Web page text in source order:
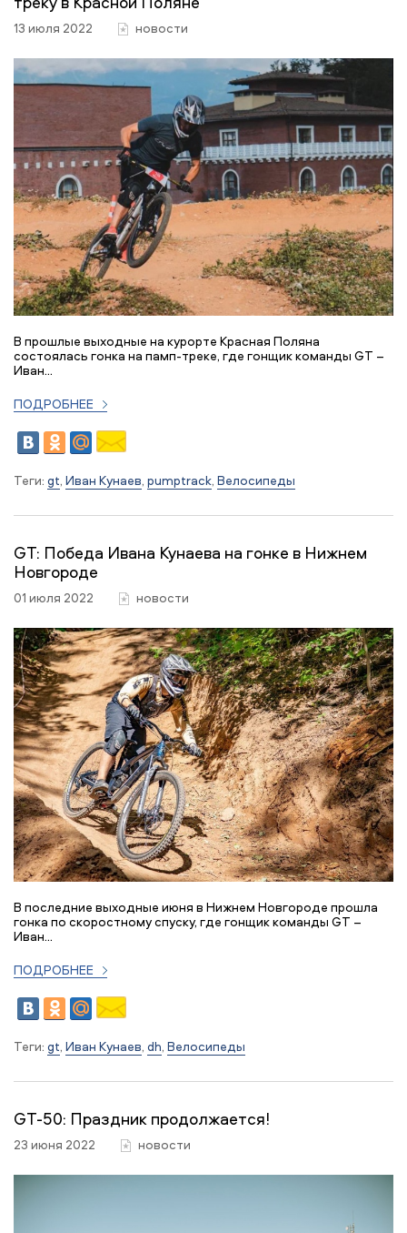
13 июля 2022 новости
В прошлые выходные на курорте Красная Поляна
состоялась гонка на памп-треке, где гонщик команды GT –
Иван...
ПОДРОБНЕЕ
Теги: gt, Иван Кунаев, pumptrack, Велосипеды
GT: Победа Ивана Кунаева на гонке в Нижнем
Новгороде
01 июля 2022 новости
В последние выходные июня в Нижнем Новгороде прошла
гонка по скоростному спуску, где гонщик команды GT –
Иван...
ПОДРОБНЕЕ
Теги: gt, Иван Кунаев, dh, Велосипеды
GT-50: Праздник продолжается!
23 июня 2022 новости